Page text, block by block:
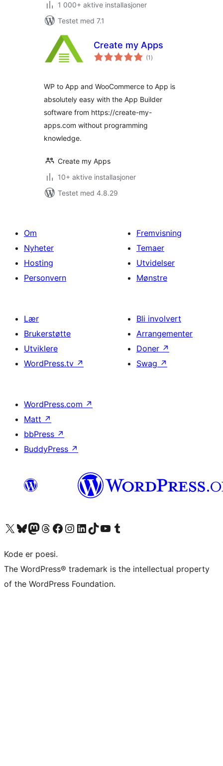
1 000+ aktive installasjoner
Testet med 7.1
Create my Apps
(1 totale
vurderinger
)
WP to App and WooCommerce to App is
absolutely easy with the App Builder
software from https://create-my-
apps.com without programming
knowledge.
Create my Apps
10+ aktive installasjoner
Testet med 4.8.29
Om
Nyheter
Hosting
Personvern
Fremvisning
Temaer
Utvidelser
Mønstre
Lær
Brukerstøtte
Utviklere
WordPress.tv ↗
Bli involvert
Arrangementer
Doner ↗
Swag ↗
WordPress.com ↗
Matt ↗
bbPress ↗
BuddyPress ↗
Besøk vår konto på X Visit our Bluesky account
Besøk vår Mastodon-konto
Visit our Threads account
Besøk vår Facebook-sideBesøk vår Instagram-konto
Besøk vår LinkedIn-konto
Visit our TikTok account
Visit our YouTube channel
Visit our Tumblr account
Kode er poesi.
The WordPress® trademark is the intellectual property
of the WordPress Foundation.